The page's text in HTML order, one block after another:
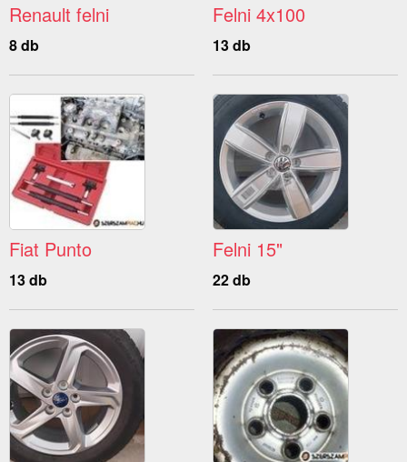
Renault felni
8 db
Felni 4x100
13 db
Fiat Punto
13 db
Felni 15"
22 db